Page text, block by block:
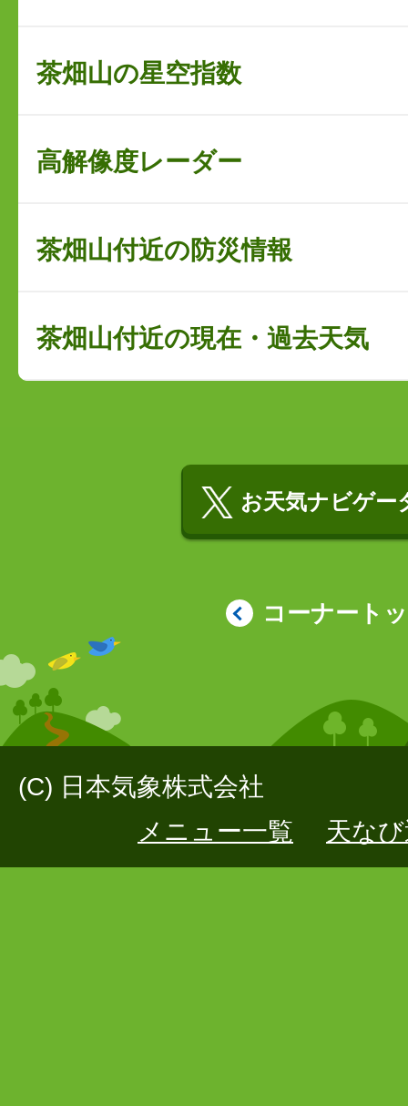
茶畑山の星空指数
高解像度レーダー
茶畑山付近の防災情報
茶畑山付近の現在・過去天気
お天気ナビゲー
コーナート
(C) 日本気象株式会社
メニュー一覧
天な